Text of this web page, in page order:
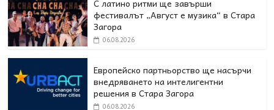
С латино ритми ще завърши
фестивалът „Август е музика“ в Стара
Загора
06.08.2026
Европейско партньорство ще насърчи
внедряването на интелигентни
решения в Стара Загора
06.08.2026